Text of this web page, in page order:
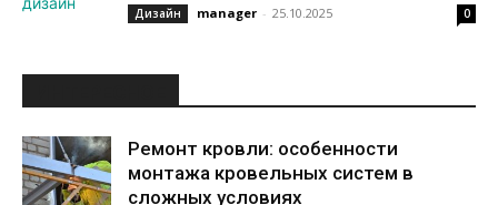
Дизайн manager - 25.10.2025 0
Ремонт кровли: особенности
монтажа кровельных систем в
сложных условиях